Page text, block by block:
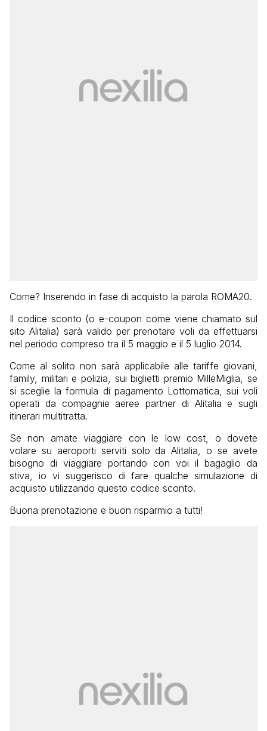
Come? Inserendo in fase di acquisto la parola ROMA20.
Il codice sconto (o e-coupon come viene chiamato sul
sito Alitalia) sarà valido per prenotare voli da effettuarsi
nel periodo compreso tra il 5 maggio e il 5 luglio 2014.
Come al solito non sarà applicabile alle tariffe giovani,
family, militari e polizia, sui biglietti premio MilleMiglia, se
si sceglie la formula di pagamento Lottomatica, sui voli
operati da compagnie aeree partner di Alitalia e sugli
itinerari multitratta.
Se non amate viaggiare con le low cost, o dovete
volare su aeroporti serviti solo da Alitalia, o se avete
bisogno di viaggiare portando con voi il bagaglio da
stiva, io vi suggerisco di fare qualche simulazione di
acquisto utilizzando questo codice sconto.
Buona prenotazione e buon risparmio a tutti!